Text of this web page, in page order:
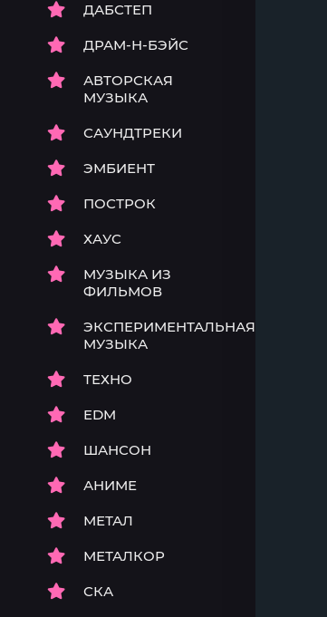
ДАБСТЕП
ДРАМ-Н-БЭЙС
АВТОРСКАЯ
МУЗЫКА
САУНДТРЕКИ
ЭМБИЕНТ
ПОСТРОК
ХАУС
МУЗЫКА ИЗ
ФИЛЬМОВ
ЭКСПЕРИМЕНТАЛЬНАЯ
МУЗЫКА
ТЕХНО
EDM
ШАНСОН
АНИМЕ
МЕТАЛ
МЕТАЛКОР
СКА